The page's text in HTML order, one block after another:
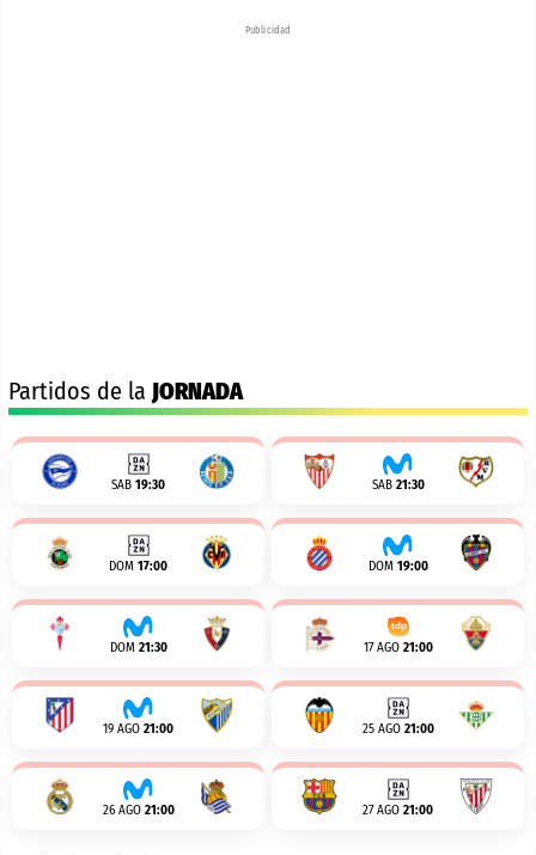
Publicidad
Partidos de la JORNADA
SAB 19:30 SAB 21:30
DOM 17:00 DOM 19:00
DOM 21:30 17 AGO 21:00
19 AGO 21:00 25 AGO 21:00
26 AGO 21:00 27 AGO 21:00